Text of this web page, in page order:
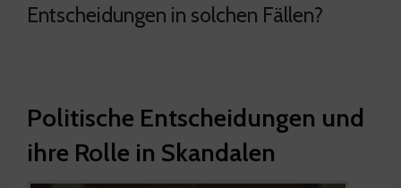
Entscheidungen in solchen Fällen?
Politische Entscheidungen und
ihre Rolle in Skandalen